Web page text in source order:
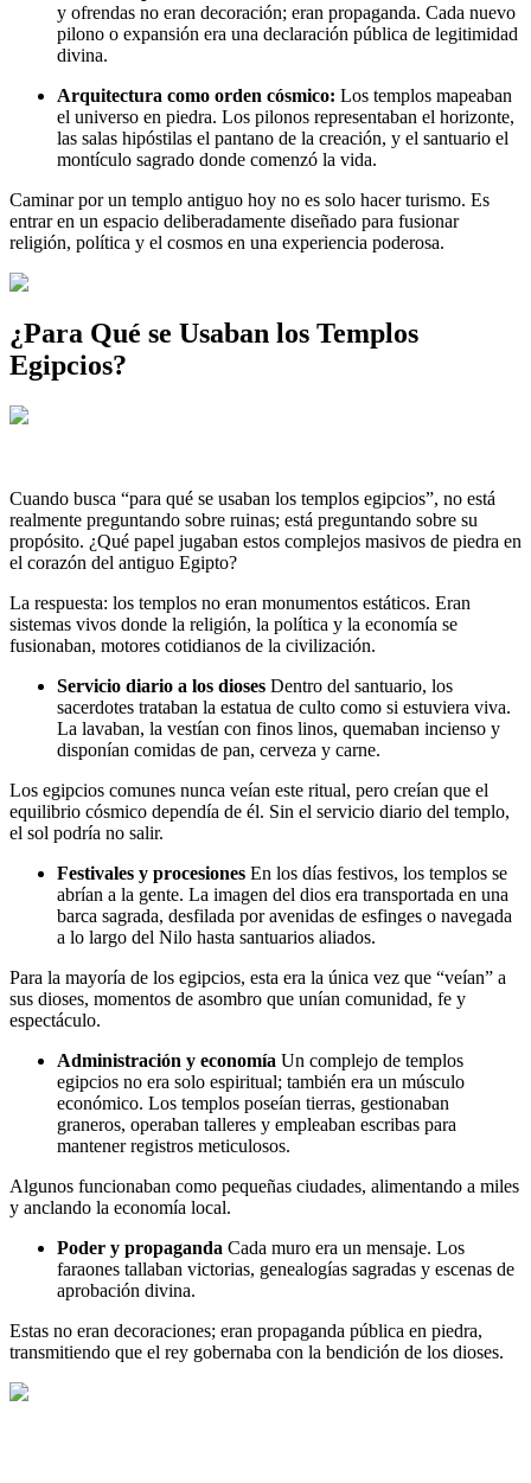
y ofrendas no eran decoración; eran propaganda. Cada nuevo
pilono o expansión era una declaración pública de legitimidad
divina.
Arquitectura como orden cósmico: Los templos mapeaban
el universo en piedra. Los pilonos representaban el horizonte,
las salas hipóstilas el pantano de la creación, y el santuario el
montículo sagrado donde comenzó la vida.
Caminar por un templo antiguo hoy no es solo hacer turismo. Es
entrar en un espacio deliberadamente diseñado para fusionar
religión, política y el cosmos en una experiencia poderosa.
¿Para Qué se Usaban los Templos
Egipcios?
Cuando busca “para qué se usaban los templos egipcios”, no está
realmente preguntando sobre ruinas; está preguntando sobre su
propósito. ¿Qué papel jugaban estos complejos masivos de piedra en
el corazón del antiguo Egipto?
La respuesta: los templos no eran monumentos estáticos. Eran
sistemas vivos donde la religión, la política y la economía se
fusionaban, motores cotidianos de la civilización.
Servicio diario a los dioses Dentro del santuario, los
sacerdotes trataban la estatua de culto como si estuviera viva.
La lavaban, la vestían con finos linos, quemaban incienso y
disponían comidas de pan, cerveza y carne.
Los egipcios comunes nunca veían este ritual, pero creían que el
equilibrio cósmico dependía de él. Sin el servicio diario del templo,
el sol podría no salir.
Festivales y procesiones En los días festivos, los templos se
abrían a la gente. La imagen del dios era transportada en una
barca sagrada, desfilada por avenidas de esfinges o navegada
a lo largo del Nilo hasta santuarios aliados.
Para la mayoría de los egipcios, esta era la única vez que “veían” a
sus dioses, momentos de asombro que unían comunidad, fe y
espectáculo.
Administración y economía Un complejo de templos
egipcios no era solo espiritual; también era un músculo
económico. Los templos poseían tierras, gestionaban
graneros, operaban talleres y empleaban escribas para
mantener registros meticulosos.
Algunos funcionaban como pequeñas ciudades, alimentando a miles
y anclando la economía local.
Poder y propaganda Cada muro era un mensaje. Los
faraones tallaban victorias, genealogías sagradas y escenas de
aprobación divina.
Estas no eran decoraciones; eran propaganda pública en piedra,
transmitiendo que el rey gobernaba con la bendición de los dioses.